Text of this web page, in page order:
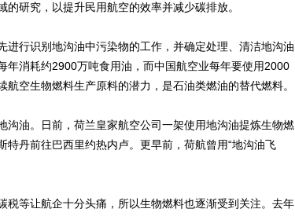
研究，以提升民用航空的效率并减少碳排放。
行识别地沟油中污染物的工作，并确定处理、清洁地沟油
年消耗约2900万吨食用油，而中国航空业每年要使用2000
空生物燃料生产原料的潜力，是石油类燃油的替代燃料。
油。日前，荷兰皇家航空公司一架使用地沟油提炼生物燃
丹前往巴西里约热内卢。更早前，荷航曾用“地沟油飞
等让航企十分头痛，所以生物燃料也逐渐受到关注。去年